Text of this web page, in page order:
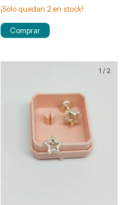
¡Solo quedan 2en stock!
1 /2